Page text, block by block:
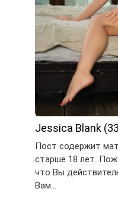
Jessica Blank
Пост содержит
старше 18 лет.
что Вы
Вам…